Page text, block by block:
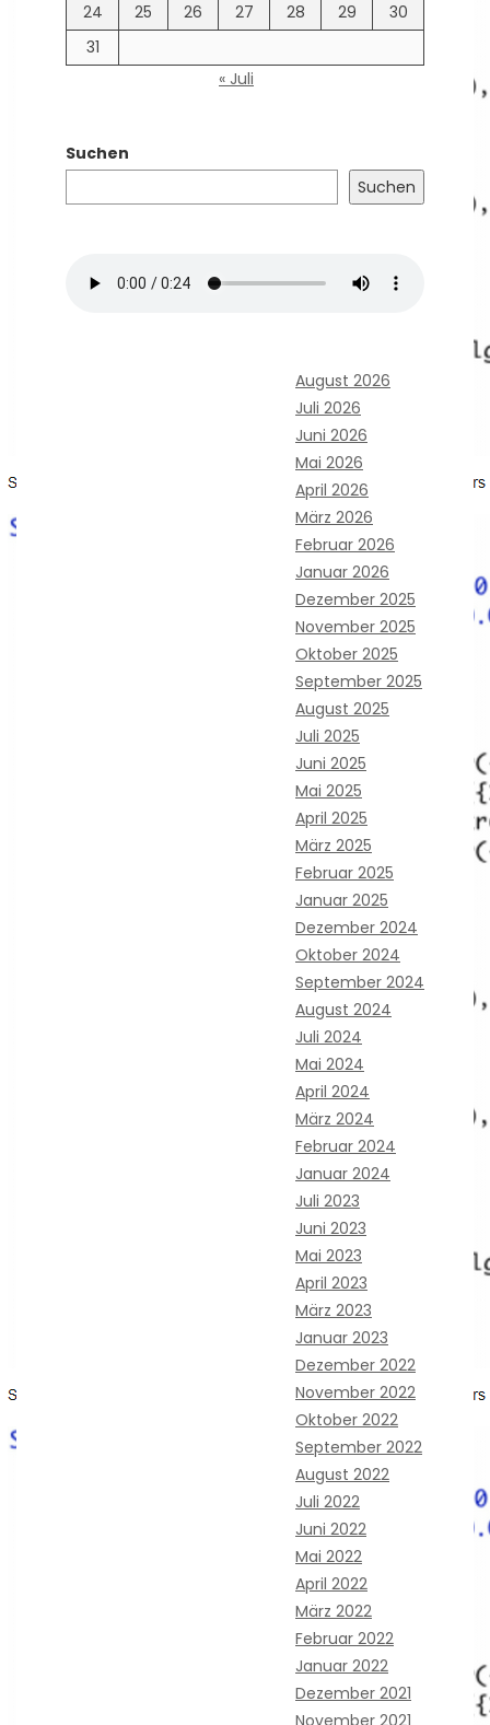
24 25 26 27 28 29
30
31
« Juli
Suchen
Suchen
August 2026
Juli 2026
Juni 2026
Mai 2026
April 2026
März 2026
Februar 2026
Januar 2026
Dezember 2025
November 2025
Oktober 2025
September 2025
August 2025
Juli 2025
Juni 2025
Mai 2025
April 2025
März 2025
Februar 2025
Januar 2025
Dezember 2024
Oktober 2024
September 2024
August 2024
Juli 2024
Mai 2024
April 2024
März 2024
Februar 2024
Januar 2024
Juli 2023
Juni 2023
Mai 2023
April 2023
März 2023
Januar 2023
Dezember 2022
November 2022
Oktober 2022
September 2022
August 2022
Juli 2022
Juni 2022
Mai 2022
April 2022
März 2022
Februar 2022
Januar 2022
Dezember 2021
November 2021